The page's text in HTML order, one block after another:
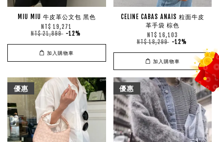
MIU MIU 牛皮革公文包 黑色
NT$ 19,271
NT$ 21,899 -12%
加入購物車
CELINE CABAS ANAIS 粒面牛皮
革手袋 棕色
NT$ 16,103
NT$ 18,299 -12%
加入購物車
優惠 優惠